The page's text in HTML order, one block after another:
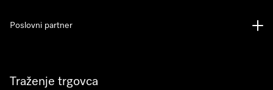
Traženje trgovca
Poslovni partner